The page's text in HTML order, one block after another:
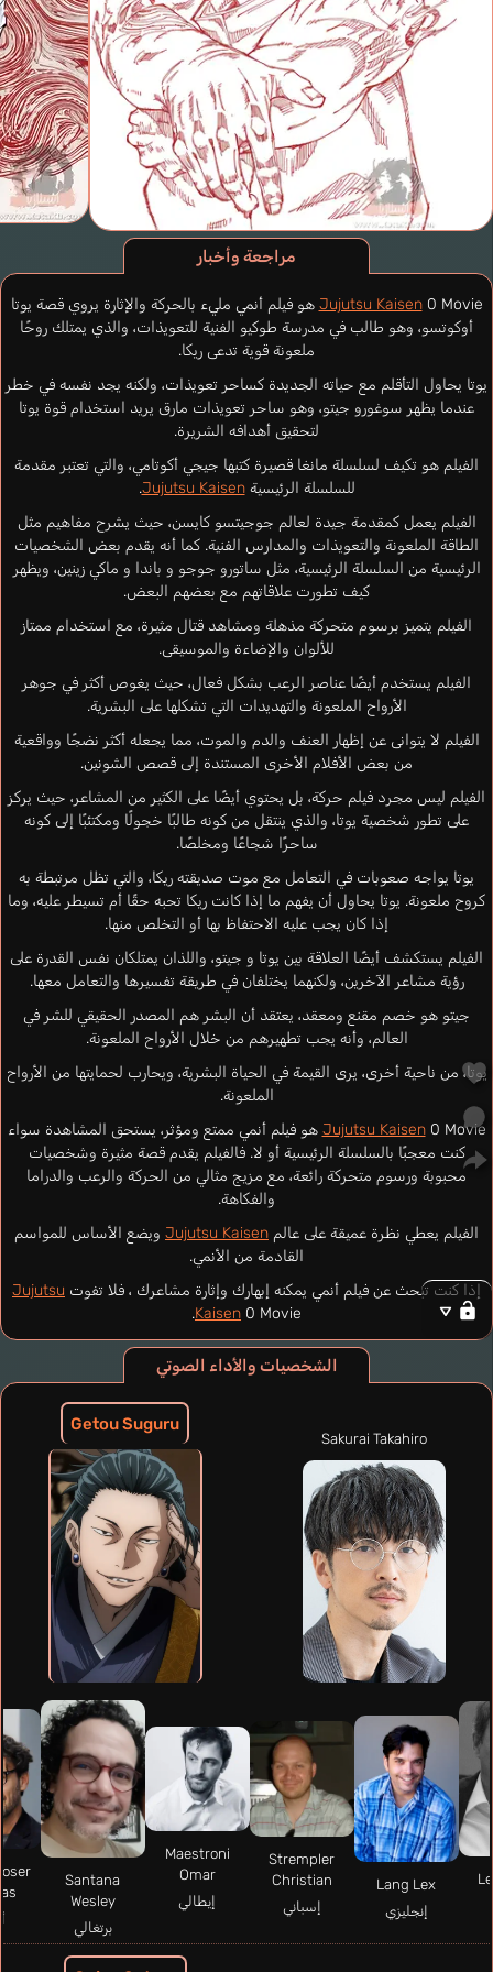
مراجعة وأخبار
Jujutsu Kaisen 0 Movie هو فيلم أنمي مليء بالحركة والإثارة يروي قصة يوتا
أوكوتسو، وهو طالب في مدرسة طوكيو الفنية للتعويذات، والذي يمتلك روحًا
ملعونة قوية تدعى ريكا.
يوتا يحاول التأقلم مع حياته الجديدة كساحر تعويذات، ولكنه يجد نفسه في خطر
عندما يظهر سوغورو جيتو، وهو ساحر تعويذات مارق يريد استخدام قوة يوتا
لتحقيق أهدافه الشريرة.
الفيلم هو تكيف لسلسلة مانغا قصيرة كتبها جيجي أكوتامي، والتي تعتبر مقدمة
للسلسلة الرئيسيةJujutsu Kaisen
.
الفيلم يعمل كمقدمة جيدة لعالم جوجيتسو كايسن، حيث يشرح مفاهيم مثل
الطاقة الملعونة والتعويذات والمدارس الفنية. كما أنه يقدم بعض الشخصيات
الرئيسية من السلسلة الرئيسية، مثل ساتورو جوجو و باندا و ماكي زينين، ويظهر
كيف تطورت علاقاتهم مع بعضهم البعض.
الفيلم يتميز برسوم متحركة مذهلة ومشاهد قتال مثيرة، مع استخدام ممتاز
للألوان والإضاءة والموسيقى.
الفيلم يستخدم أيضًا عناصر الرعب بشكل فعال، حيث يغوص أكثر في جوهر
الأرواح الملعونة والتهديدات التي تشكلها على البشرية.
الفيلم لا يتوانى عن إظهار العنف والدم والموت، مما يجعله أكثر نضجًا وواقعية
من بعض الأفلام الأخرى المستندة إلى قصص الشونين.
الفيلم ليس مجرد فيلم حركة، بل يحتوي أيضًا على الكثير من المشاعر، حيث يركز
على تطور شخصية يوتا، والذي ينتقل من كونه طالبًا خجولًا ومكتئبًا إلى كونه
ساحرًا شجاعًا ومخلصًا.
يوتا يواجه صعوبات في التعامل مع موت صديقته ريكا، والتي تظل مرتبطة به
كروح ملعونة. يوتا يحاول أن يفهم ما إذا كانت ريكا تحبه حقًا أم تسيطر عليه، وما
إذا كان يجب عليه الاحتفاظ بها أو التخلص منها.
الفيلم يستكشف أيضًا العلاقة بين يوتا و جيتو، واللذان يمتلكان نفس القدرة على
رؤية مشاعر الآخرين، ولكنهما يختلفان في طريقة تفسيرها والتعامل معها.
جيتو هو خصم مقنع ومعقد، يعتقد أن البشر هم المصدر الحقيقي للشر في
العالم، وأنه يجب تطهيرهم من خلال الأرواح الملعونة.
يوتا، من ناحية أخرى، يرى القيمة في الحياة البشرية، ويحارب لحمايتها من الأرواح
الملعونة.
Jujutsu Kaisen 0 Movie هو فيلم أنمي ممتع ومؤثر، يستحق المشاهدة سواء
كنت معجبًا بالسلسلة الرئيسية أو لا. فالفيلم يقدم قصة مثيرة وشخصيات
محبوبة ورسوم متحركة رائعة، مع مزيج مثالي من الحركة والرعب والدراما
والفكاهة.
الفيلم يعطي نظرة عميقة على عالم Jujutsu Kaisen ويضع الأساس للمواسم
القادمة من الأنمي.
إذا كنت تبحث عن فيلم أنمي يمكنه إبهارك وإثارة مشاعرك ، فلا تفوت Jujutsu
Kaisen 0 Movie.
الشخصيات والأداء الصوتي
Getou Suguru
Sakurai Takahiro
Lang Lex
إنجليزي
Strempler
Christian
إسباني
Maestroni
Omar
إيطالي
Santana
Wesley
برتغالي